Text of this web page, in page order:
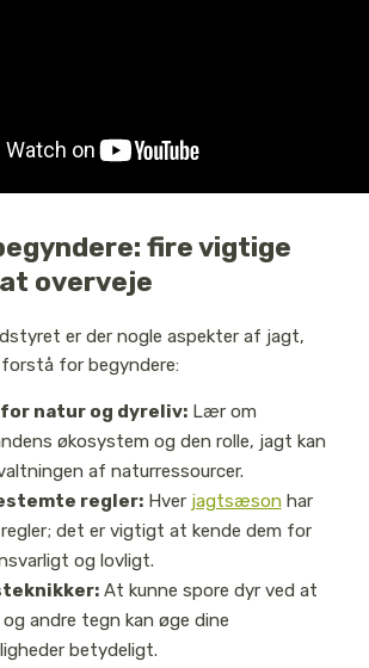
fire vigtige
overveje
er der nogle aspekter af jagt,
for begyndere:
natur og dyreliv:Lær om
økosystem og den rolle, jagt kan
af naturressourcer.
regler:Hver jagtsæsonhar
det er vigtigt at kende dem for
og lovligt.
At kunne spore dyr ved at
andre tegn kan øge dine
betydeligt.